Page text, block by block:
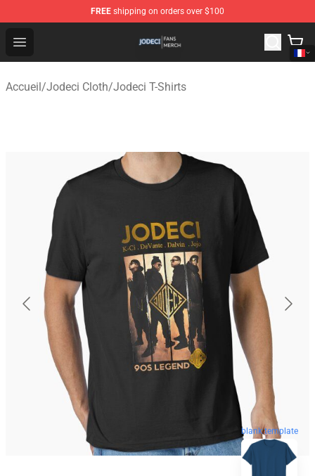
FREE shipping on orders over $100
Open menu
Jodeci Shop - Official Jodeci Merchandise Store
Accueil/Jodeci Cloth/Jodeci T-Shirts
blank template